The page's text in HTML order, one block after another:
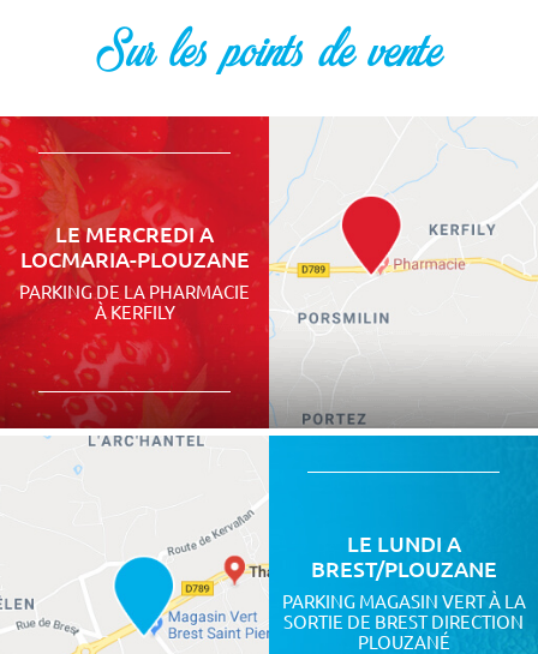
Sur les points de vente
LE MERCREDI A
LOCMARIA-PLOUZANE
PARKING DE LA PHARMACIE
À KERFILY
LE LUNDI A
BREST/PLOUZANE
PARKING MAGASIN VERT À LA
SORTIE DE BREST DIRECTION
PLOUZANÉ